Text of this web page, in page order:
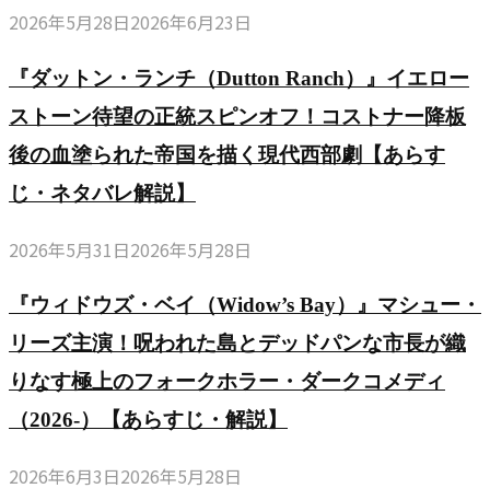
賛
否
論
の
後
戦
【あ
ら
す
じ・
ネ
【あ
す
じ・
完
全
解
説】
戦
国
（2024-）
【あ
ら
す
完
全
説】
ち
の
友
情
（2005-
2007）
ら
す
じ・
全
解
巨
と
男
た
ち
友
（2005-
2007）
【あ
ら
じ・
2026年5月28日2026年6月23日
『ダットン・ランチ（Dutton Ranch）』イエロー
ストーン待望の正統スピンオフ！コストナー降板
後の血塗られた帝国を描く現代西部劇【あらす
じ・ネタバレ解説】
2026年5月31日2026年5月28日
『ウィドウズ・ベイ（Widow’s Bay）』マシュー・
リーズ主演！呪われた島とデッドパンな市長が織
りなす極上のフォークホラー・ダークコメディ
（2026-）【あらすじ・解説】
2026年6月3日2026年5月28日